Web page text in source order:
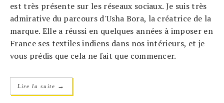
est très présente sur les réseaux sociaux. Je suis très
admirative du parcours d'Usha Bora, la créatrice de la
marque. Elle a réussi en quelques années à imposer en
France ses textiles indiens dans nos intérieurs, et je
vous prédis que cela ne fait que commencer.
Lire la suite →